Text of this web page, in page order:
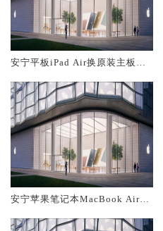
安宁平板iPad Air换原装主板维
安宁苹果笔记本MacBook Air换